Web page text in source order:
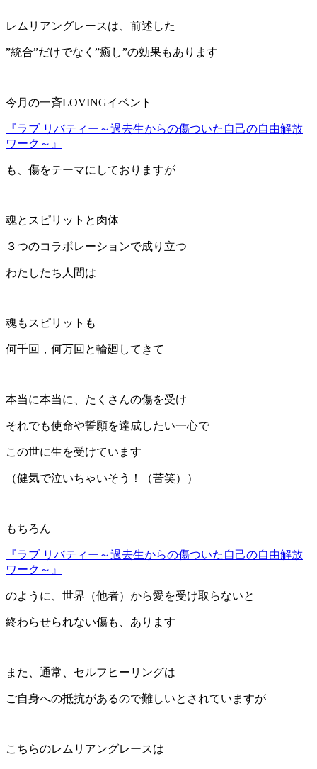
レムリアングレースは、前述した
”統合”だけでなく”癒し”の効果もあります
今月の一斉LOVINGイベント
『ラブ リバティー～過去生からの傷ついた自己の自由解放
ワーク～』
も、傷をテーマにしておりますが
魂とスピリットと肉体
３つのコラボレーションで成り立つ
わたしたち人間は
魂もスピリットも
何千回，何万回と輪廻してきて
本当に本当に、たくさんの傷を受け
それでも使命や誓願を達成したい一心で
この世に生を受けています
（健気で泣いちゃいそう！（苦笑））
もちろん
『ラブ リバティー～過去生からの傷ついた自己の自由解放
ワーク～』
のように、世界（他者）から愛を受け取らないと
終わらせられない傷も、あります
また、通常、セルフヒーリングは
ご自身への抵抗があるので難しいとされていますが
こちらのレムリアングレースは